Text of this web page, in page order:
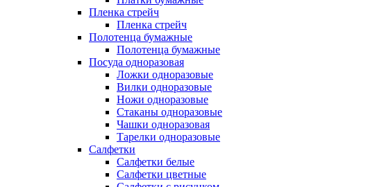
Пленка стрейч
Пленка стрейч
Полотенца бумажные
Полотенца бумажные
Посуда одноразовая
Ложки одноразовые
Вилки одноразовые
Ножи одноразовые
Стаканы одноразовые
Чашки одноразовая
Тарелки одноразовые
Салфетки
Салфетки белые
Салфетки цветные